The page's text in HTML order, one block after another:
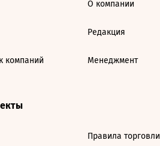
компаний
О компании
Редакция
Менеджмент
Правила торговли